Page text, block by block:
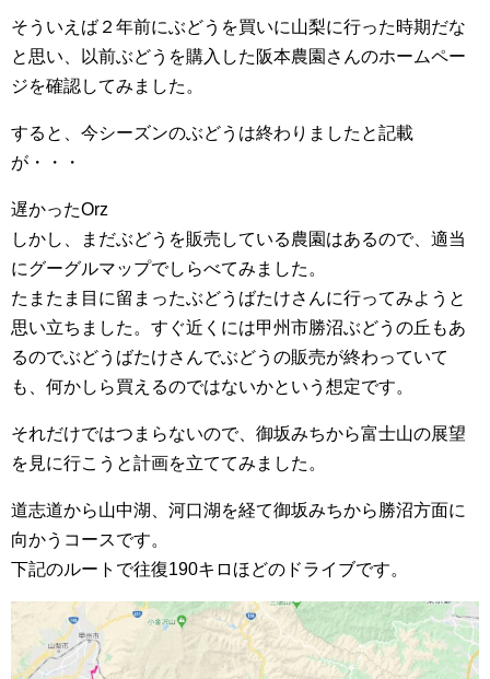
そういえば２年前にぶどうを買いに山梨に行った時期だな
と思い、以前ぶどうを購入した阪本農園さんのホームペー
ジを確認してみました。
すると、今シーズンのぶどうは終わりましたと記載
が・・・
遅かったOrz
しかし、まだぶどうを販売している農園はあるので、適当
にグーグルマップでしらべてみました。
たまたま目に留まったぶどうばたけさんに行ってみようと
思い立ちました。すぐ近くには甲州市勝沼ぶどうの丘もあ
るのでぶどうばたけさんでぶどうの販売が終わっていて
も、何かしら買えるのではないかという想定です。
それだけではつまらないので、御坂みちから富士山の展望
を見に行こうと計画を立ててみました。
道志道から山中湖、河口湖を経て御坂みちから勝沼方面に
向かうコースです。
下記のルートで往復190キロほどのドライブです。